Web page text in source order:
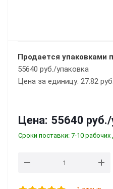
Продается упаковками
55640 руб./упаковка
Цена за единицу: 27.82 руб.
Цена: 55640 руб./
Сроки поставки: 7-10 рабочих